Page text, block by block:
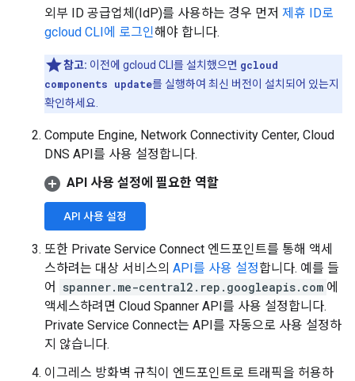
외부 ID 공급업체(IdP)를 사용하는 경우 먼저 제휴 ID로
gcloud CLI에 로그인해야 합니다.
참고: 이전에 gcloud CLI를 설치했으면 gcloud
components update를 실행하여 최신 버전이 설치되어 있는지
확인하세요.
Compute Engine, Network Connectivity Center, Cloud
DNS API를 사용 설정합니다.
API 사용 설정에 필요한 역할
API 사용 설정
또한 Private Service Connect 엔드포인트를 통해 액세
스하려는 대상 서비스의 API를 사용 설정합니다. 예를 들
어
spanner.me-central2.rep.googleapis.com 에
액세스하려면 Cloud Spanner API를 사용 설정합니다.
Private Service Connect는 API를 자동으로 사용 설정하
지 않습니다.
이그레스 방화벽 규칙이 엔드포인트로 트래픽을 허용하